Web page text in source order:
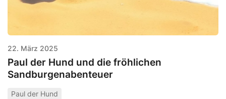
22. März 2025
Paul der Hund und die fröhlichen
Sandburgenabenteuer
Paul der Hund